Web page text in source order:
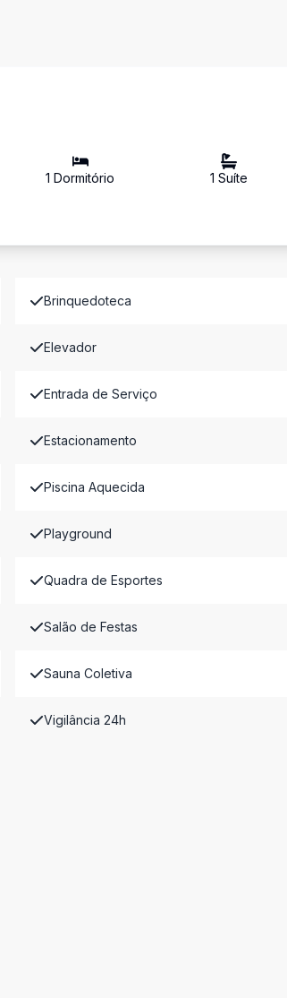
1 Dormitório 1 Suíte
Brinquedoteca
Elevador
Entrada de Serviço
Estacionamento
Piscina Aquecida
Playground
Quadra de Esportes
Salão de Festas
Sauna Coletiva
Vigilância 24h